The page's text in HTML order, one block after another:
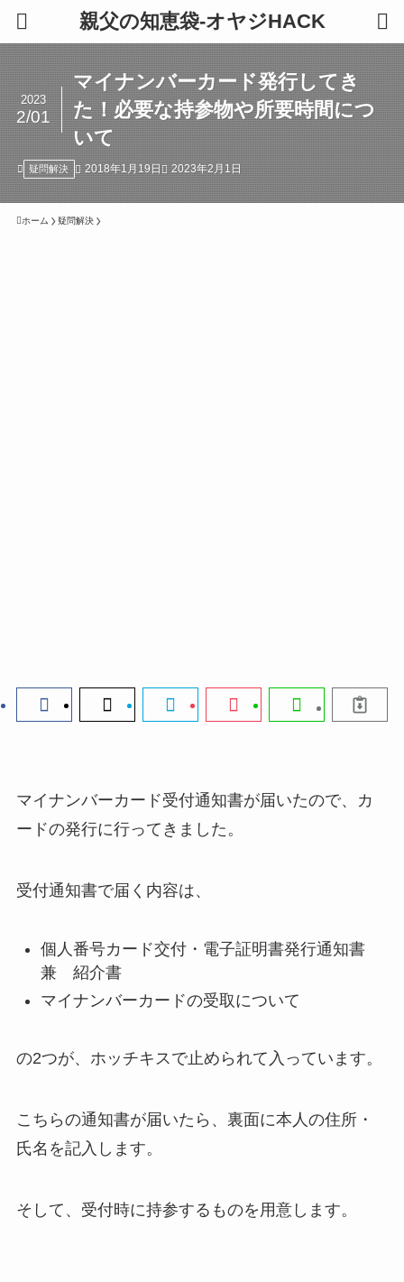
親父の知恵袋-オヤジHACK
マイナンバーカード発行してき
た！必要な持参物や所要時間につ
いて
2023
2/01
疑問解決 2018年1月19日 2023年2月1日
ホーム 疑問解決
マイナンバーカード受付通知書が届いたので、カ
ードの発行に行ってきました。
受付通知書で届く内容は、
個人番号カード交付・電子証明書発行通知書
兼 紹介書
マイナンバーカードの受取について
の2つが、ホッチキスで止められて入っています。
こちらの通知書が届いたら、裏面に本人の住所・
氏名を記入します。
そして、受付時に持参するものを用意します。